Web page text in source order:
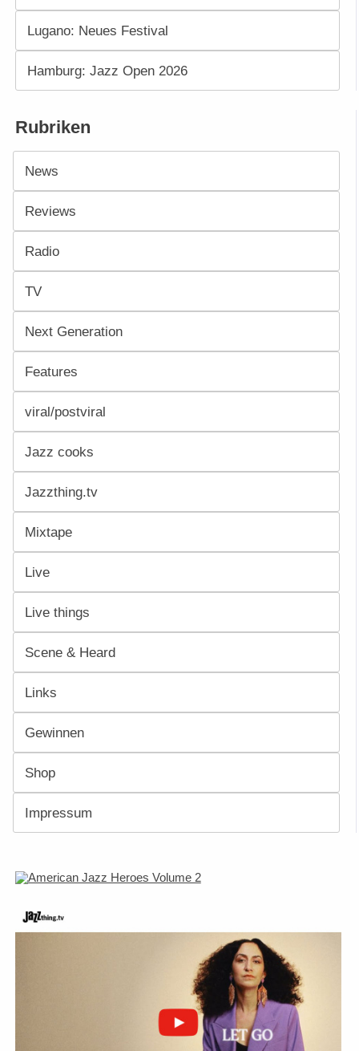
Lugano: Neues Festival
Hamburg: Jazz Open 2026
Rubriken
News
Reviews
Radio
TV
Next Generation
Features
viral/postviral
Jazz cooks
Jazzthing.tv
Mixtape
Live
Live things
Scene & Heard
Links
Gewinnen
Shop
Impressum